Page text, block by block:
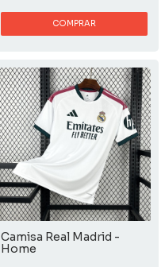
COMPRAR
Camisa Real Madrid -
Home